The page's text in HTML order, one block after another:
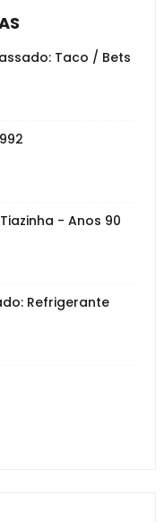
Taco / Bets
- Anos 90
Refrigerante